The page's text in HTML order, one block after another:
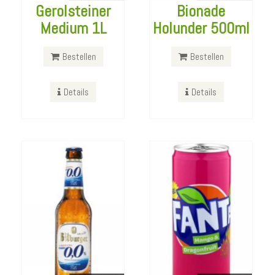
Gerolsteiner
Medium 1L
Bestellen
Details
Bionade
Holunder 500ml
Bestellen
Details
Bitburger 0,0
Alkoholfrei
330ml
Fanta Mango
Dragonfruit
Dose 330ml